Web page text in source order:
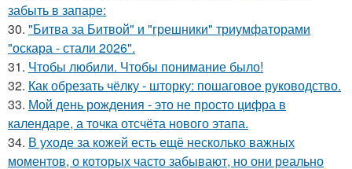
забыть в запаре:
30. "Битва за Битвой" и "грешники" триумфаторами
"оскара - стали 2026".
31. Чтобы любили. Чтобы понимание было!
32. Как обрезать чёлку - шторку: пошаговое руководство.
33. Мой день рождения - это не просто цифра в
календаре, а точка отсчёта нового этапа.
34. В уходе за кожей есть ещё несколько важных
моментов, о которых часто забывают, но они реально